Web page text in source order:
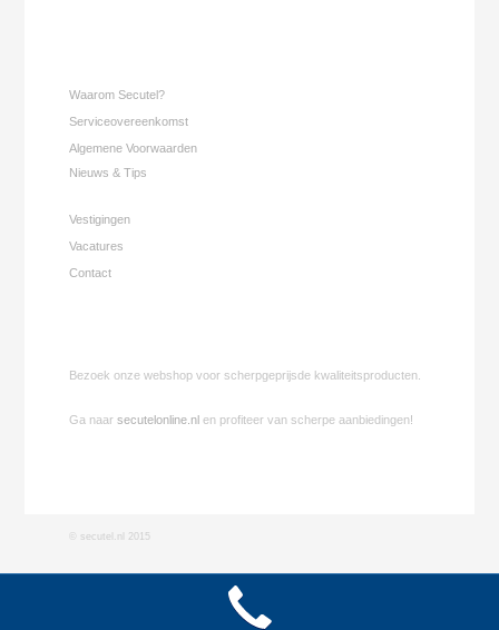
Waarom Secutel?
Serviceovereenkomst
Algemene Voorwaarden
Nieuws & Tips
Vestigingen
Vacatures
Contact
Bezoek onze webshop voor scherpgeprijsde kwaliteitsproducten.
Ga naarsecutelonline.nl en profiteer van scherpe aanbiedingen!
© secutel.nl 2015